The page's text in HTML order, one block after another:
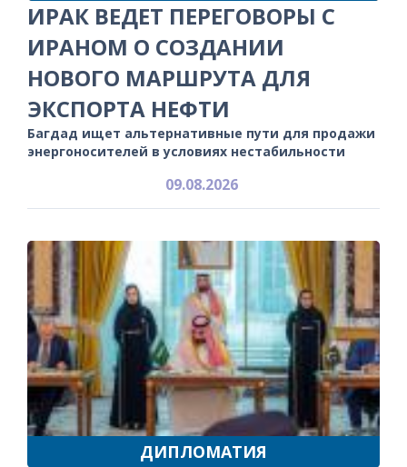
ИРАК ВЕДЕТ ПЕРЕГОВОРЫ С
ИРАНОМ О СОЗДАНИИ
НОВОГО МАРШРУТА ДЛЯ
ЭКСПОРТА НЕФТИ
Багдад ищет альтернативные пути для продажи
энергоносителей в условиях нестабильности
09.08.2026
ДИПЛОМАТИЯ